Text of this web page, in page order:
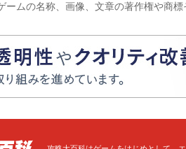
ームの名称、画像、文章の著作権や商